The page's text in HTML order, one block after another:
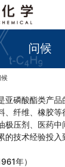
问候
ー 城北化学工業株式会
亚磷酸酯类产
、纤维、橡胶
压剂、医药中
的技术经验投
年）